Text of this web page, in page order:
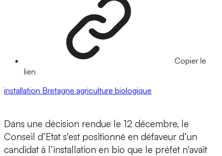
Copier le
lien
installation Bretagne agriculture biologique
Dans une décision rendue le 12 décembre, le
Conseil d’Etat s'est positionné en défaveur d’un
candidat à l’installation en bio que le préfet n'avait